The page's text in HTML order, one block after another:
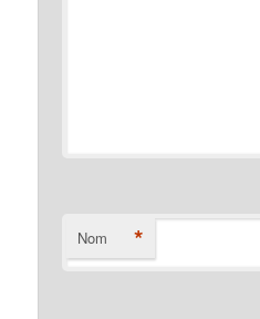
Nom *